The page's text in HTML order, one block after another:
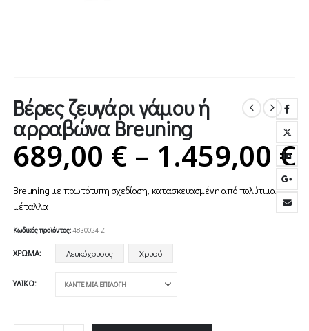
Βέρες ζευγάρι γάμου ή
αρραβώνα Breuning
689,00 € – 1.459,00€
Breuning με πρωτότυπη σχεδίαση, κατασκευασμένη από πολύτιμα
μέταλλα
Κωδικός προϊόντος:4830024-Z
ΧΡΏΜΑ Λευκόχρυσος Χρυσό
ΥΛΙΚΌ